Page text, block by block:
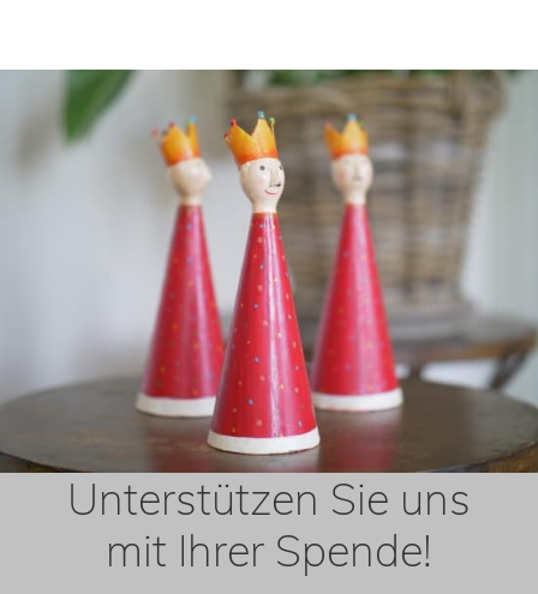
Unterstützen Sie uns
mit Ihrer Spende!